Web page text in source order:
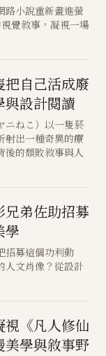
路小說重新畫進螢
覺敘事，凝視一場
自己活成廢
設計閱讀
ニねこ）以一隻菸
射出一種奇異的療
後的頹敗敘事與人
兄弟佐助招募
學
招募這個功利動
人文肖像？從設計
《凡人修仙
美學與敘事野